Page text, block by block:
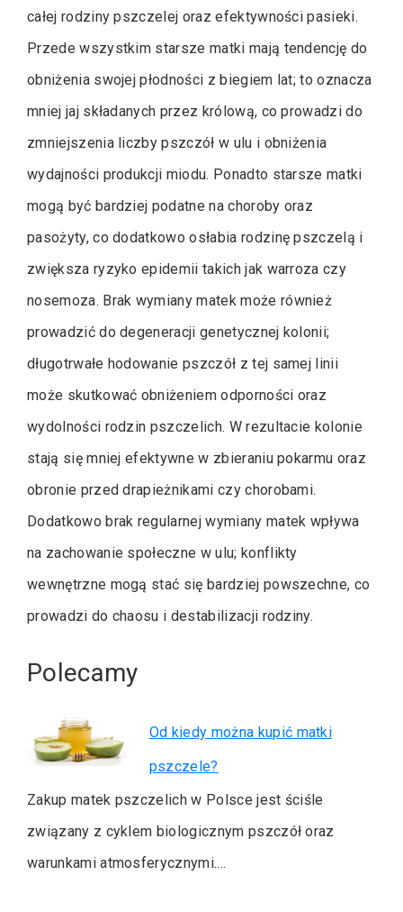
całej rodziny pszczelej oraz efektywności pasieki.
Przede wszystkim starsze matki mają tendencję do
obniżenia swojej płodności z biegiem lat; to oznacza
mniej jaj składanych przez królową, co prowadzi do
zmniejszenia liczby pszczół w ulu i obniżenia
wydajności produkcji miodu. Ponadto starsze matki
mogą być bardziej podatne na choroby oraz
pasożyty, co dodatkowo osłabia rodzinę pszczelą i
zwiększa ryzyko epidemii takich jak warroza czy
nosemoza. Brak wymiany matek może również
prowadzić do degeneracji genetycznej kolonii;
długotrwałe hodowanie pszczół z tej samej linii
może skutkować obniżeniem odporności oraz
wydolności rodzin pszczelich. W rezultacie kolonie
stają się mniej efektywne w zbieraniu pokarmu oraz
obronie przed drapieżnikami czy chorobami.
Dodatkowo brak regularnej wymiany matek wpływa
na zachowanie społeczne w ulu; konflikty
wewnętrzne mogą stać się bardziej powszechne, co
prowadzi do chaosu i destabilizacji rodziny.
Polecamy
Od kiedy można kupić matki
pszczele?
Zakup matek pszczelich w Polsce jest ściśle
związany z cyklem biologicznym pszczół oraz
warunkami atmosferycznymi.…